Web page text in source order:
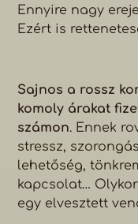
Ennyire nagy
Ezért is
Sajnos a rossz
komoly árakat
számon. Ennek
stressz,
lehetőség,
kapcsolat…
egy elvesztett